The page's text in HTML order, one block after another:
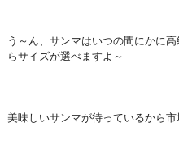
う～ん、サンマはいつの間にかに
らサイズが選べますよ～
美味しいサンマが待っているから市